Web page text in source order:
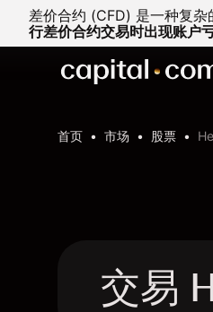
差价合约 (CFD) 是一种复杂
行差价合约交易时出现账户亏
首页 市场 股票
交易